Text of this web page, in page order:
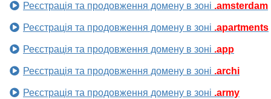
Реєстрація та продовження домену в зоні .amsterdam
Реєстрація та продовження домену в зоні .apartments
Реєстрація та продовження домену в зоні .app
Реєстрація та продовження домену в зоні .archi
Реєстрація та продовження домену в зоні .army